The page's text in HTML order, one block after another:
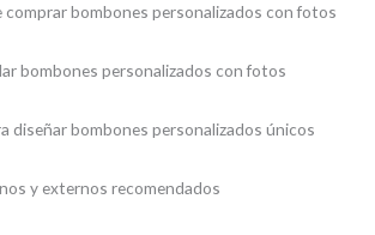
comprar bombones personalizados con fotos
bombones personalizados con fotos
diseñar bombones personalizados únicos
y externos recomendados